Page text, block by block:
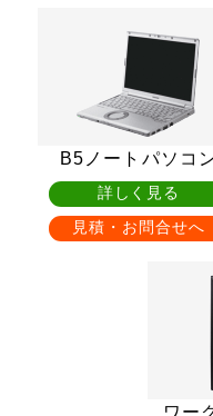
B5ノートパソコ
詳しく見る
見積・お問合せへ
ワー